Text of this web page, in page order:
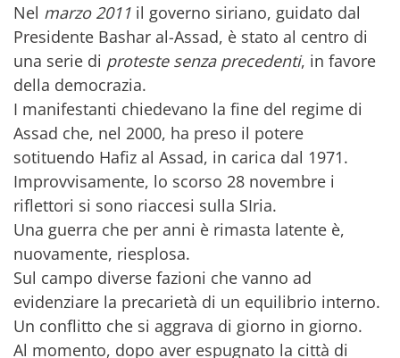
Nel marzo 2011 il governo siriano, guidato dal
Presidente Bashar al-Assad, è stato al centro di
una serie di proteste senza precedenti, in favore
della democrazia.
I manifestanti chiedevano la fine del regime di
Assad che, nel 2000, ha preso il potere
sotituendo Hafiz al Assad, in carica dal 1971.
Improvvisamente, lo scorso 28 novembre i
riflettori si sono riaccesi sulla SIria.
Una guerra che per anni è rimasta latente è,
nuovamente, riesplosa.
Sul campo diverse fazioni che vanno ad
evidenziare la precarietà di un equilibrio interno.
Un conflitto che si aggrava di giorno in giorno.
Al momento, dopo aver espugnato la città di